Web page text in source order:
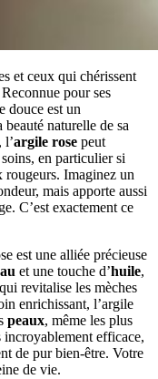
et ceux qui chérissent
pour ses
douce est un
naturelle de sa
l’argile rose peut
en particulier si
rougeurs. Imaginez un
mais apporte aussi
C’est exactement ce
est une alliée précieuse
et une touche d’huile,
revitalise les mèches
enrichissant, l’argile
peaux, même les plus
efficace,
de pur bien-être. Votre
de vie.